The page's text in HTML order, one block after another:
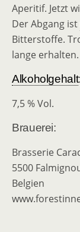
Aperitif. Jetzt
Der Abgang ist
Bitterstoffe.
lange erhalten.
Alkoholgehalt:
7,5 % Vol.
Brauerei:
Brasserie
5500
Belgien